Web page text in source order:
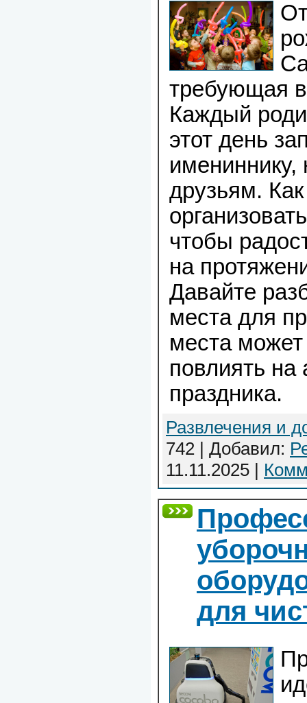
требующая
Каждый
этот день
имениннику,
друзьям.
чтобы
на
Давайте
места для
места
повлиять
праздника.
Развлечения и
742 | Добавил:
11.11.2025 |
для